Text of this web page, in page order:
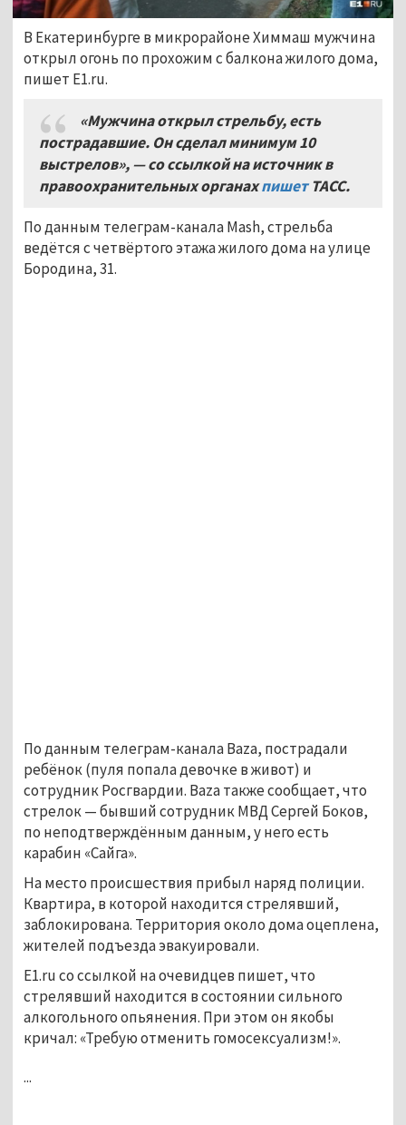
В Екатеринбурге в микрорайоне Химмаш мужчина
открыл огонь по прохожим с балкона жилого дома,
пишет E1.ru.
«Мужчина открыл стрельбу, есть
пострадавшие. Он сделал минимум 10
выстрелов», — со ссылкой на источник в
правоохранительных органахпишетТАСС.
По данным телеграм-канала Mash, стрельба
ведётся с четвёртого этажа жилого дома на улице
Бородина, 31.
По данным телеграм-канала Baza, пострадали
ребёнок (пуля попала девочке в живот) и
сотрудник Росгвардии. Baza также сообщает, что
стрелок — бывший сотрудник МВД Сергей Боков,
по неподтверждённым данным, у него есть
карабин «Сайга».
На место происшествия прибыл наряд полиции.
Квартира, в которой находится стрелявший,
заблокирована. Территория около дома оцеплена,
жителей подъезда эвакуировали.
E1.ru со ссылкой на очевидцев пишет, что
стрелявший находится в состоянии сильного
алкогольного опьянения. При этом он якобы
кричал: «Требую отменить гомосексуализм!».
...